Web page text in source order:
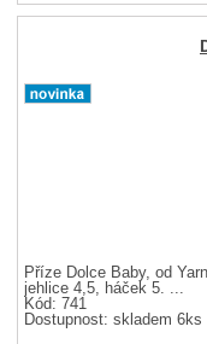
Příze Dolce Baby, od
jehlice 4,5, háček 5. ...
Kód: 741
Dostupnost:skladem 6ks